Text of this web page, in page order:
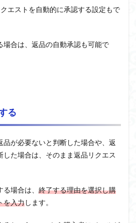
エストを自動的に承認する設定もで
場合は、返品の自動承認も可能で
る
が必要ないと判断した場合や、返
た場合は、そのまま返品リクエス
場合は、 終了する理由を選択し購
を入力します。